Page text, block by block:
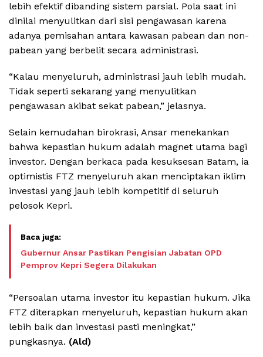
lebih efektif dibanding sistem parsial. Pola saat ini
dinilai menyulitkan dari sisi pengawasan karena
adanya pemisahan antara kawasan pabean dan non-
pabean yang berbelit secara administrasi.
“Kalau menyeluruh, administrasi jauh lebih mudah.
Tidak seperti sekarang yang menyulitkan
pengawasan akibat sekat pabean,” jelasnya.
Selain kemudahan birokrasi, Ansar menekankan
bahwa kepastian hukum adalah magnet utama bagi
investor. Dengan berkaca pada kesuksesan Batam, ia
optimistis FTZ menyeluruh akan menciptakan iklim
investasi yang jauh lebih kompetitif di seluruh
pelosok Kepri.
Gubernur Ansar Pastikan Pengisian Jabatan OPD
Pemprov Kepri Segera Dilakukan
“Persoalan utama investor itu kepastian hukum. Jika
FTZ diterapkan menyeluruh, kepastian hukum akan
lebih baik dan investasi pasti meningkat,”
pungkasnya. (Ald)